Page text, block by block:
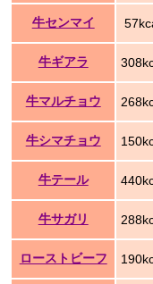
牛センマイ
牛ギアラ
牛マルチョウ
牛シマチョウ
牛テール
牛サガリ
ローストビーフ